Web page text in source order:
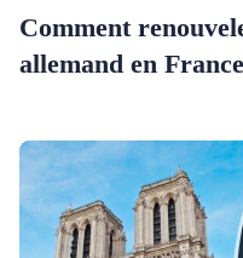
Comment
allemand en